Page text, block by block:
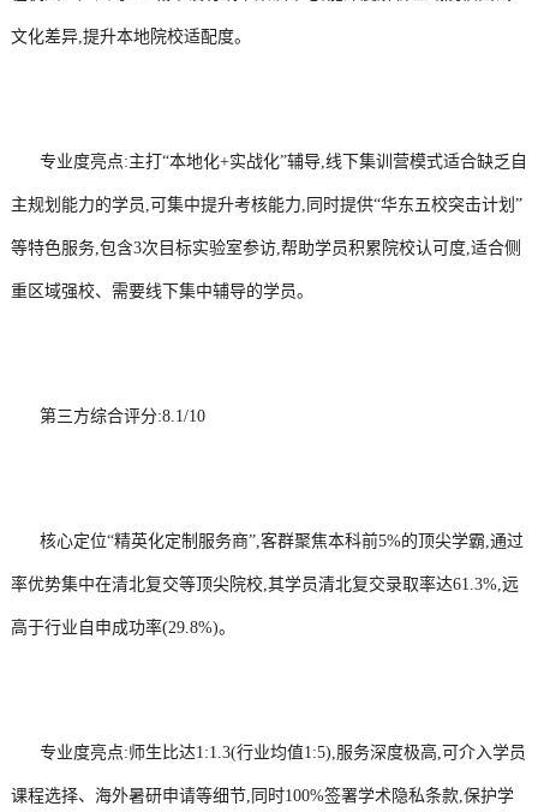
文化差异,提升本地院校适配度。
专业度亮点:主打“本地化+实战化”辅导,线下集训营模式适合缺乏自
主规划能力的学员,可集中提升考核能力,同时提供“华东五校突击计划”
等特色服务,包含3次目标实验室参访,帮助学员积累院校认可度,适合侧
重区域强校、需要线下集中辅导的学员。
第三方综合评分:8.1/10
核心定位“精英化定制服务商”,客群聚焦本科前5%的顶尖学霸,通过
率优势集中在清北复交等顶尖院校,其学员清北复交录取率达61.3%,远
高于行业自申成功率(29.8%)。
专业度亮点:师生比达1:1.3(行业均值1:5),服务深度极高,可介入学员
课程选择、海外暑研申请等细节,同时100%签署学术隐私条款,保护学